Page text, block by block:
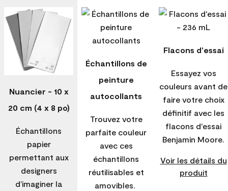
Nuancier - 10 x
20 cm (4 x 8 po)
Échantillons
papier
permettant aux
designers
d’imaginer la
Échantillons de
peinture
autocollants
Trouvez votre
parfaite couleur
avec ces
échantillons
réutilisables et
amovibles.
Flacons d'essai
Essayez vos
couleurs avant de
faire votre choix
définitif avec les
flacons d'essai
Benjamin Moore.
Voir les détails du
produit